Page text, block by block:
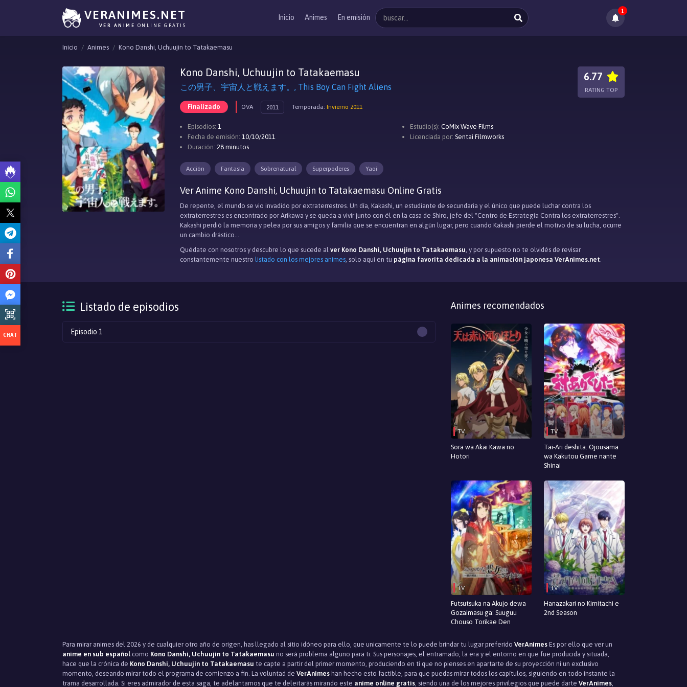
VERANIMES.NET
VER ANIME ONLINE GRATIS
Inicio Animes En emisión
1
Inicio Animes Kono Danshi, Uchuujin to Tatakaemasu
Kono Danshi, Uchuujin to Tatakaemasu
この男子、宇宙人と戦えます。, This Boy Can Fight Aliens
Finalizado OVA 2011 Temporada: Invierno 2011
6.77
RATING TOP
Episodios: 1
Fecha de emisión: 10/10/2011
Duración: 28 minutos
Estudio(s): CoMix Wave Films
Licenciada por: Sentai Filmworks
Acción Fantasía Sobrenatural Superpoderes Yaoi
Ver Anime Kono Danshi, Uchuujin to Tatakaemasu Online Gratis
De repente, el mundo se vio invadido por extraterrestres. Un día, Kakashi, un estudiante de secundaria y el único que puede luchar contra los
extraterrestres es encontrado por Arikawa y se queda a vivir junto con él en la casa de Shiro, jefe del "Centro de Estrategia Contra los extraterrestres".
Kakashi perdió la memoria y pelea por sus amigos y familia que se encuentran en algún lugar, pero cuando Kakashi pierde el motivo de su lucha, ocurre
un cambio drástico...
Quédate con nosotros y descubre lo que sucede al ver Kono Danshi, Uchuujin to Tatakaemasu, y por supuesto no te olvidés de revisar
constantemente nuestro listado con los mejores animes, solo aqui en tu página favorita dedicada a la animación japonesa VerAnimes.net.
Listado de episodios
Episodio 1
Animes recomendados
TV
Sora wa Akai Kawa no
Hotori
TV
Tai-Ari deshita. Ojousama
wa Kakutou Game nante
Shinai
TV
Futsutsuka na Akujo dewa
Gozaimasu ga: Suuguu
Chouso Torikae Den
TV
Hanazakari no Kimitachi e
2nd Season
Para mirar animes del 2026 y de cualquier otro año de origen, has llegado al sitio idóneo para ello, que unicamente te lo puede brindar tu lugar preferido VerAnimes Es por ello que ver un
anime en sub español como Kono Danshi, Uchuujin to Tatakaemasu no será problema alguno para ti. Sus personajes, el entramado, la era y el entorno en que fue producida y situada,
hace que la crónica de Kono Danshi, Uchuujin to Tatakaemasu te capte a partir del primer momento, produciendo en ti que no pienses en apartarte de su proyección ni un exclusivo
momento, deseando mirar todo el programa de comienzo a fin. La voluntad de VerAnimes han hecho esto factible, para que puedas mirar todos los capítulos, siguiendo en todo instante la
trama desarrollada. Si eres admirador de esta saga, te adelantamos que te deleitarás mirando este anime online gratis, siendo una de los mejores privilegios que puede darte VerAnimes,